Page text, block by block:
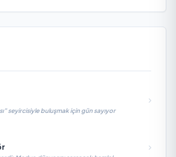
seyircisiyle buluşmak için gün sayıyor